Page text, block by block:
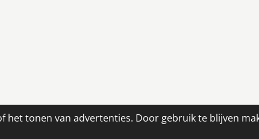
tonen van advertenties. Door gebruik te blijven